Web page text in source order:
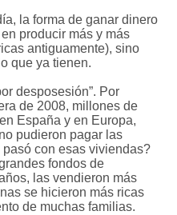
la forma de ganar dinero
producir más y más
antiguamente), sino
que ya tienen.
desposesión”. Por
de 2008, millones de
España y en Europa,
pudieron pagar las
con esas viviendas?
fondos de
las vendieron más
se hicieron más ricas
de muchas familias.